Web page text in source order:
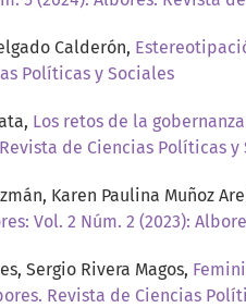
Calderón,
Políticas y Sociales
Los retos de la
de Ciencias Políticas y
Karen Paulina Muñoz
Vol. 2 Núm. 2 (2023):
Sergio Rivera Magos,
Revista de Ciencias